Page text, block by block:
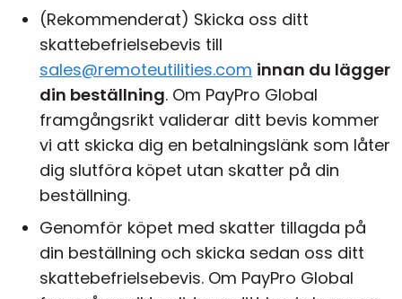
(Rekommenderat) Skicka oss ditt
skattebefrielsebevis till
sales@remoteutilities.com innan du lägger
din beställning. Om PayPro Global
framgångsrikt validerar ditt bevis kommer
vi att skicka dig en betalningslänk som låter
dig slutföra köpet utan skatter på din
beställning.
Genomför köpet med skatter tillagda på
din beställning och skicka sedan oss ditt
skattebefrielsebevis. Om PayPro Global
Moln & Lokal installation